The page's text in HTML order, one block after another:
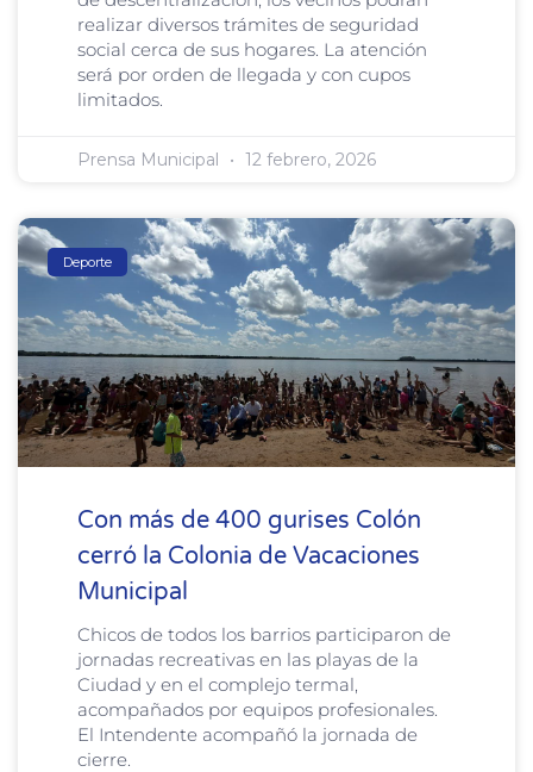
realizar diversos trámites de seguridad
social cerca de sus hogares. La atención
será por orden de llegada y con cupos
limitados.
Prensa Municipal 12 febrero, 2026
Deporte
Con más de 400 gurises Colón
cerró la Colonia de Vacaciones
Municipal
Chicos de todos los barrios participaron de
jornadas recreativas en las playas de la
Ciudad y en el complejo termal,
acompañados por equipos profesionales.
El Intendente acompañó la jornada de
cierre.